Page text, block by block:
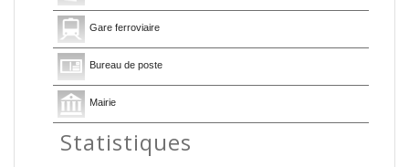
Gare ferroviaire
Bureau de poste
Mairie
Statistiques